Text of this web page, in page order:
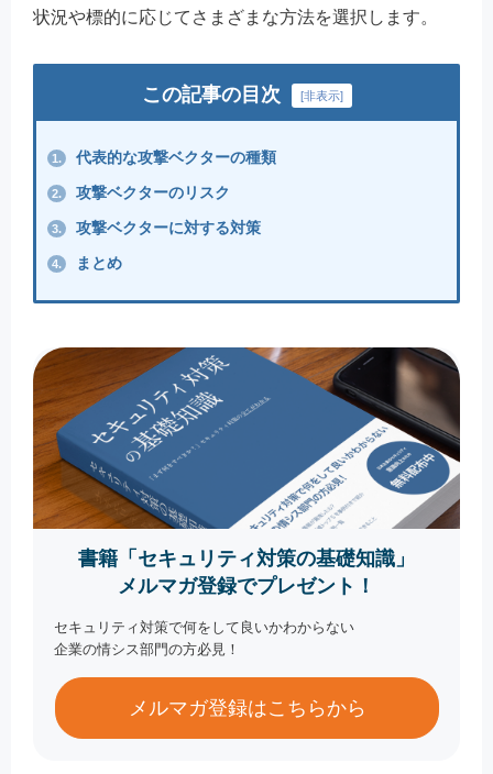
状況や標的に応じてさまざまな方法を選択します。
この記事の目次 [非表示]
1. 代表的な攻撃ベクターの種類
2. 攻撃ベクターのリスク
3. 攻撃ベクターに対する対策
4. まとめ
書籍「セキュリティ対策の基礎知識」
メルマガ登録でプレゼント！
セキュリティ対策で何をして良いかわからない
企業の情シス部門の方必見！
メルマガ登録はこちらから